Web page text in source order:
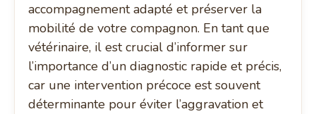
accompagnement adapté et préserver la
mobilité de votre compagnon. En tant que
vétérinaire, il est crucial d’informer sur
l’importance d’un diagnostic rapide et précis,
car une intervention précoce est souvent
déterminante pour éviter l’aggravation et